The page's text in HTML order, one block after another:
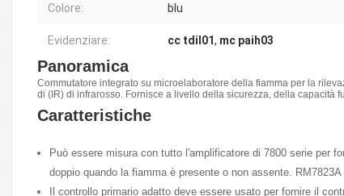
Colore: blu
Evidenziare: cc tdil01, mc paih03
Panoramica
Commutatore integrato su microelaboratore della fiamma per la
di (IR) di infrarosso. Fornisce a livello della sicurezza, della capacità
Caratteristiche
Può essere misura con tutto l'amplificatore di 7800 serie per
doppio quando la fiamma è presente o non assente.
Il controllo primario adatto deve essere usato per fornire il